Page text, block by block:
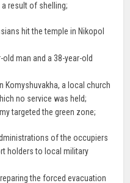
result of shelling;
hit the temple in Nikopol
man and a 38-year-old
Komyshuvakha, a local church
no service was held;
targeted the green zone;
of the occupiers
holders to local military
the forced evacuation